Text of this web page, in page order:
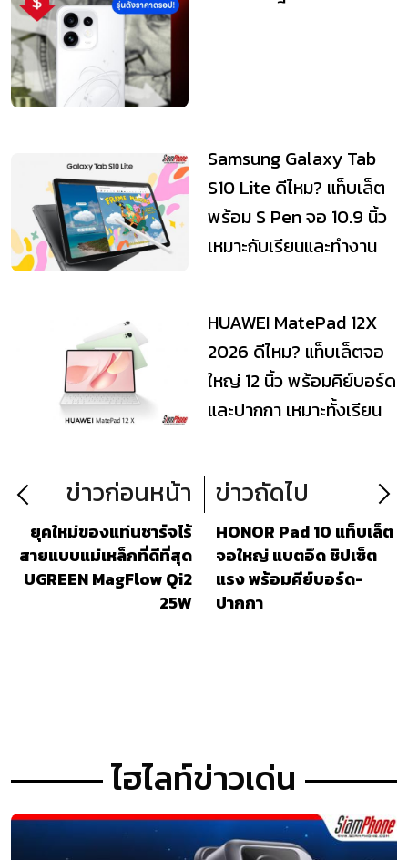
Samsung Galaxy Tab
S10 Lite ดีไหม? แท็บเล็ต
พร้อม S Pen จอ 10.9 นิ้ว
เหมาะกับเรียนและทำงาน
HUAWEI MatePad 12X
2026 ดีไหม? แท็บเล็ตจอ
ใหญ่ 12 นิ้ว พร้อมคีย์บอร์ด
และปากกา เหมาะทั้งเรียน
ข่าวก่อนหน้า
ยุคใหม่ของแท่นชาร์จไร้
สายแบบแม่เหล็กที่ดีที่สุด
UGREEN MagFlow Qi2
25W
ข่าวถัดไป
HONOR Pad 10 แท็บเล็ต
จอใหญ่ แบตอึด ชิปเซ็ต
แรง พร้อมคีย์บอร์ด-
ปากกา
ไฮไลท์ข่าวเด่น